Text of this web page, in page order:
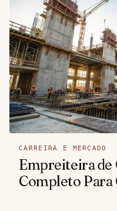
CARREIRA E MERCADO
Empreiteira de
Completo